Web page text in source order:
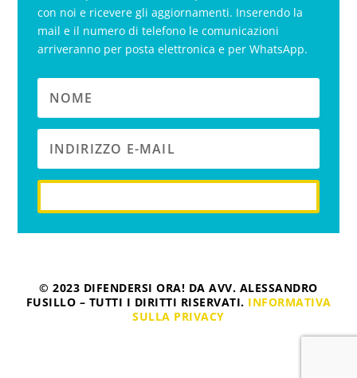
con noi e ricevere gli aggiornamenti. Inserendo la
mail e il numero di telefono le comunicazioni
arriveranno per posta elettronica e per WhatsApp.
© 2023 DIFENDERSI ORA! DA AVV. ALESSANDRO
FUSILLO – TUTTI I DIRITTI RISERVATI. INFORMATIVA
SULLA PRIVACY